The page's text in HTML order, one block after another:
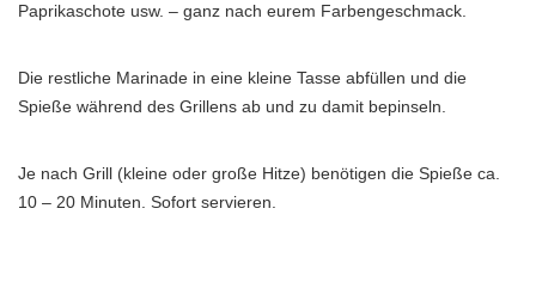
Paprikaschote usw. – ganz nach eurem Farbengeschmack.
Die restliche Marinade in eine kleine Tasse abfüllen und die
Spieße während des Grillens ab und zu damit bepinseln.
Je nach Grill (kleine oder große Hitze) benötigen die Spieße ca.
10 – 20 Minuten. Sofort servieren.